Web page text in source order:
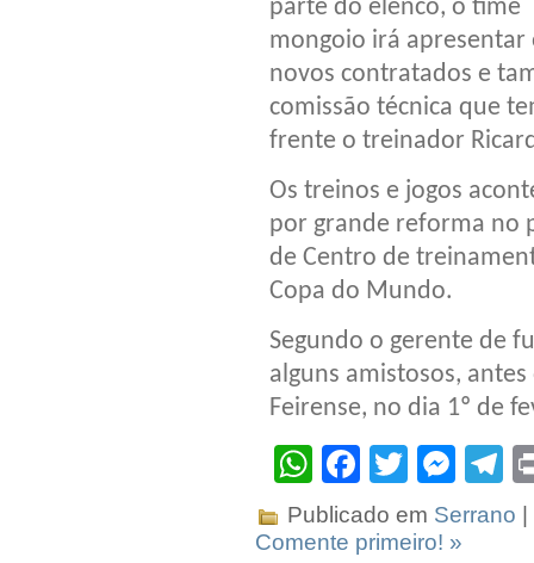
parte do elenco, o time
mongoio irá apresentar
novos contratados e
comissão técnica que
frente o treinador
Os treinos e jogos
por grande reforma no
de Centro de
Copa do Mundo.
Segundo o gerente de
alguns amistosos,
Feirense, no dia 1º de
WhatsApp
Facebook
Twitter
Publicado em Serrano
Comente primeiro! »